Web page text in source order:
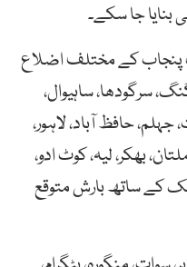
بنایا جا سکے۔
پنجاب کے مختلف اضلاع
سرگودھا، ساہیوال،
جہلم، حافظ آباد، لاہور،
بھکر، لیہ، کوٹ ادو،
کے ساتھ بارش متوقع